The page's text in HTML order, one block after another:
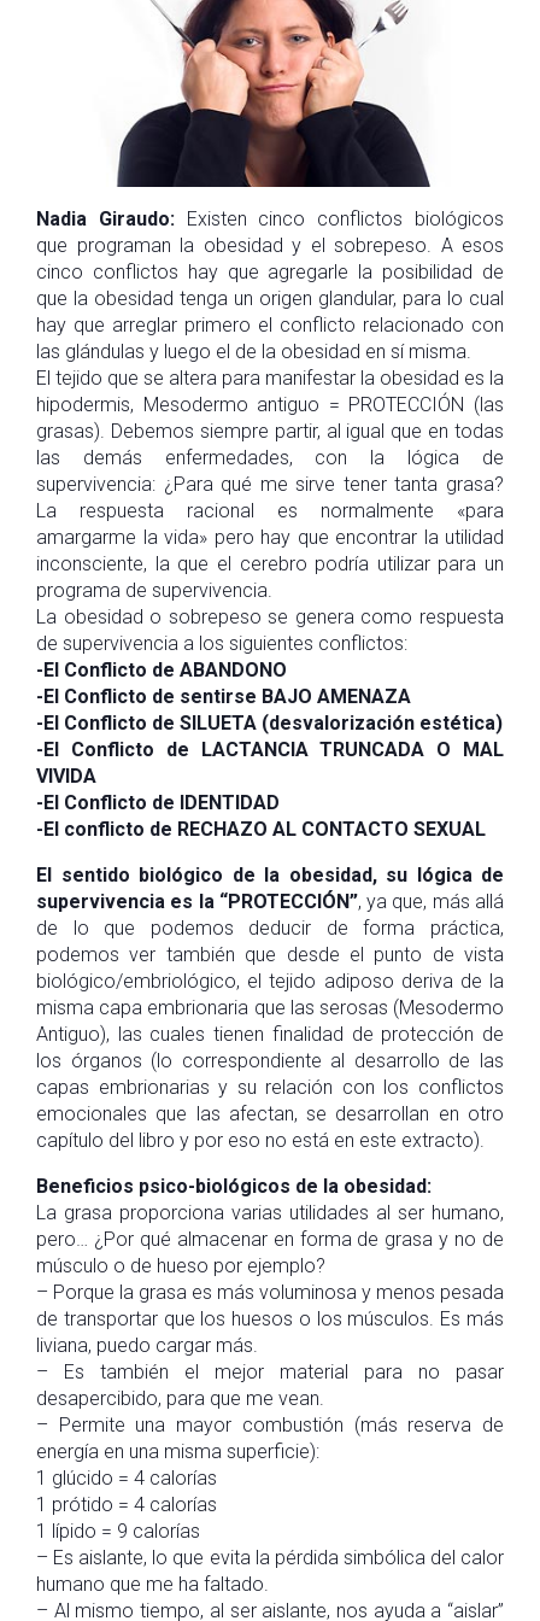
Nadia Giraudo:Existen cinco conflictos biológicos
que programan la obesidad y el sobrepeso. A esos
cinco conflictos hay que agregarle la posibilidad de
que la obesidad tenga un origen glandular, para lo cual
hay que arreglar primero el conflicto relacionado con
las glándulas y luego el de la obesidad en sí misma.
El tejido que se altera para manifestar la obesidad es la
hipodermis, Mesodermo antiguo = PROTECCIÓN (las
grasas). Debemos siempre partir, al igual que en todas
las demás enfermedades, con la lógica de
supervivencia: ¿Para qué me sirve tener tanta grasa?
La respuesta racional es normalmente «para
amargarme la vida» pero hay que encontrar la utilidad
inconsciente, la que el cerebro podría utilizar para un
programa de supervivencia.
La obesidad o sobrepeso se genera como respuesta
de supervivencia a los siguientes conflictos:
-El Conflicto de ABANDONO
-El Conflicto de sentirse BAJO AMENAZA
-El Conflicto de SILUETA (desvalorización estética)
-El Conflicto de LACTANCIA TRUNCADA O MAL
VIVIDA
-El Conflicto de lDENTIDAD
-El conflicto de RECHAZO AL CONTACTO SEXUAL
El sentido biológico de la obesidad, su lógica de
supervivencia es la “PROTECCIÓN”, ya que, más allá
de lo que podemos deducir de forma práctica,
podemos ver también que desde el punto de vista
biológico/embriológico, el tejido adiposo deriva de la
misma capa embrionaria que las serosas (Mesodermo
Antiguo), las cuales tienen finalidad de protección de
los órganos (lo correspondiente al desarrollo de las
capas embrionarias y su relación con los conflictos
emocionales que las afectan, se desarrollan en otro
capítulo del libro y por eso no está en este extracto).
Beneficios psico-biológicos de la obesidad:
La grasa proporciona varias utilidades al ser humano,
pero… ¿Por qué almacenar en forma de grasa y no de
músculo o de hueso por ejemplo?
– Porque la grasa es más voluminosa y menos pesada
de transportar que los huesos o los músculos. Es más
liviana, puedo cargar más.
– Es también el mejor material para no pasar
desapercibido, para que me vean.
– Permite una mayor combustión (más reserva de
energía en una misma superficie):
1 glúcido = 4 calorías
1 prótido = 4 calorías
1 lípido = 9 calorías
– Es aislante, lo que evita la pérdida simbólica del calor
humano que me ha faltado.
– Al mismo tiempo, al ser aislante, nos ayuda a “aislar”